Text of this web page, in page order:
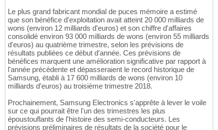
Le plus grand fabricant mondial de puces mémoire a estimé
que son bénéfice d'exploitation avait atteint 20 000 milliards de
wons (environ 12 milliards d'euros) et son chiffre d'affaires
consolidé environ 93 000 milliards de wons (environ 55 milliards
d'euros) au quatrième trimestre, selon les prévisions de
résultats publiées ce début d'année. Ces prévisions de
bénéfices marquent une amélioration significative par rapport à
l'année précédente et dépasseraient le record historique de
Samsung, établi à 17 600 milliards de wons (environ 10
milliards d'euros) au troisième trimestre 2018.
Prochainement, Samsung Electronics s'apprête à lever le voile
sur ce qui pourrait être l'un des trimestres les plus
époustouflants de l'histoire des semi-conducteurs. Les
prévisions préliminaires de résultats de la société pour le